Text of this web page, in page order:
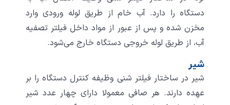
دستگاه را دارد. آب خام از طریق لوله ورودی وارد
مخزن شده و پس از عبور از مواد داخل فیلتر تصفیه
آب، از طریق لوله خروجی دستگاه خارج می‌شود.
شیر
شیر در ساختار فیلتر شنی وظیفه کنترل دستگاه را بر
عهده دارند. هر صافی معمولا دارای چهار عدد شیر